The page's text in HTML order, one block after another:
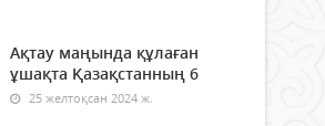
Ақтау маңында құлаған
ұшақта Қазақстанның 6
25 желтоқсан 2024 ж.